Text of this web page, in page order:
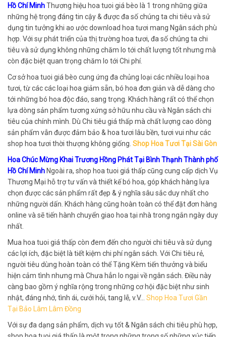
Hồ Chí MinhThương hiệu hoa tuoi giá bèo là 1 trong những giữa
những hệ trọng đáng tin cậy & được đa số chúng ta chi tiêu và sử
dụng tin tưởng khi ao ước download hoa tươi mang Ngân sách phù
hợp. Với sự phát triển của thị trường hoa tươi, đa số chúng ta chi
tiêu và sử dụng không những chăm lo tới chất lượng tốt nhưng mà
còn đặc biệt quan trọng chăm lo tới Chi phí.
Cơ sở hoa tuoi giá bèo cung ứng đa chủng loại các nhiều loại hoa
tươi, từ các các loại hoa giảm sẵn, bó hoa đơn giản và dễ dàng cho
tới những bó hoa độc đáo, sang trọng. Khách hàng rất có thể chọn
lựa dòng sản phẩm tương xứng sở hữu nhu cầu và Ngân sách chi
tiêu của chính mình. Dù Chi tiêu giá thấp mà chất lượng cao dòng
sản phẩm vẫn được đảm bảo & hoa tươi lâu bền, tươi vui như các
shop hoa tươi thời thượng không giống. Shop Hoa Tươi Tại Sài Gòn
Hoa Chúc Mừng Khai Trương Hồng Phát Tại Bình Thạnh Thành phố
Hồ Chí Minh Ngoài ra, shop hoa tuoi giá thấp cũng cung cấp dịch Vụ
Thương Mại hỗ trợ tư vấn và thiết kế bó hoa, góp khách hàng lựa
chọn được các sản phẩm rất đẹp & ý nghĩa sâu sắc duy nhất cho
những người dấn. Khách hàng cũng hoàn toàn có thể đặt đơn hàng
online và sẽ tiến hành chuyển giao hoa tại nhà trong ngắn ngày duy
nhất.
Mua hoa tuoi giá thấp còn đem đến cho người chi tiêu và sử dụng
các lợi ích, đặc biệt là tiết kiệm chi phí ngân sách. Với Chi tiêu rẻ,
người tiêu dùng hoàn toàn có thể Tặng Kèm tiến thưởng và biểu
hiện cảm tình nhưng mà Chưa hẳn lo ngại về ngân sách. Điều này
càng bao gồm ý nghĩa rộng trong những cơ hội đặc biệt như sinh
nhật, đáng nhớ, tình ái, cưới hỏi, tang lễ, v.V… Shop Hoa Tươi Gần
Tại Bảo Lâm Lâm Đồng
Với sự đa dạng sản phẩm, dịch vụ tốt & Ngân sách chi tiêu phù hợp,